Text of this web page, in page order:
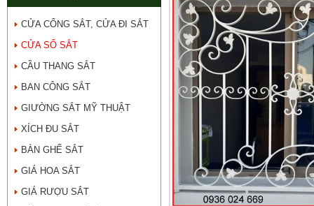
CỬA CỔNG SẮT, CỬA ĐI SẮT
CỬA SỔ SẮT
CẦU THANG SẮT
BAN CÔNG SẮT
GIƯỜNG SẮT MỸ THUẬT
XÍCH ĐU SẮT
BÀN GHẾ SẮT
GIÁ HOA SẮT
GIÁ RƯỢU SẮT